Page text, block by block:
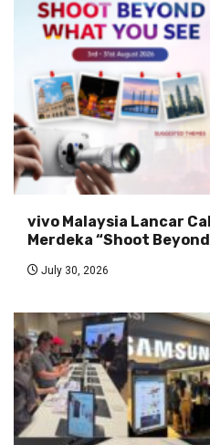
vivo Malaysia Lancar
Merdeka “Shoot
July 30, 2026